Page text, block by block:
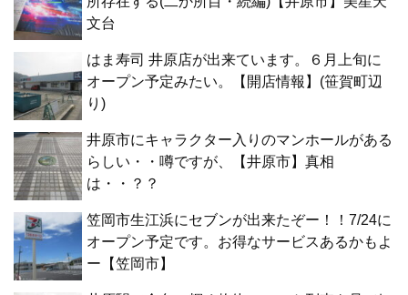
文台
はま寿司 井原店が出来ています。６月上旬に
オープン予定みたい。【開店情報】(笹賀町辺
り)
井原市にキャラクター入りのマンホールがある
らしい・・噂ですが、【井原市】真相
は・・？？
笠岡市生江浜にセブンが出来たぞー！！7/24に
オープン予定です。お得なサービスあるかもよ
ー【笠岡市】